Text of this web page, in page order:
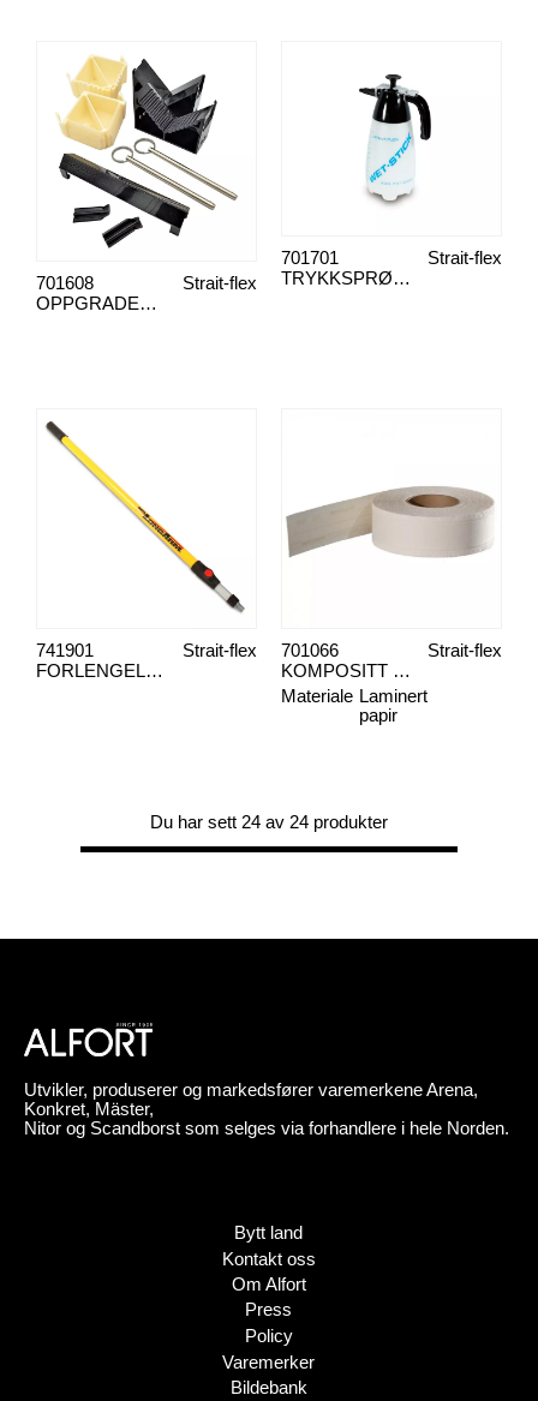
OPPGRADERINGSSETT MUD-PRO
Strait-flex
701608 TRYKKSPRØYTE MPS 1,5 L
Strait-flex
701701
FORLENGELSESSKAFT MR LONGARM EP
Strait-flex
741901
KOMPOSITT STRIP BUTTE-TAPE
Strait-flex
701066
Materiale Laminert
papir
Du har sett 24 av 24 produkter
Utvikler, produserer og markedsfører varemerkene Arena,
Konkret, Mäster,
Nitor og Scandborst som selges via forhandlere i hele Norden.
Bytt land
Kontakt oss
Om Alfort
Press
Policy
Varemerker
Bildebank